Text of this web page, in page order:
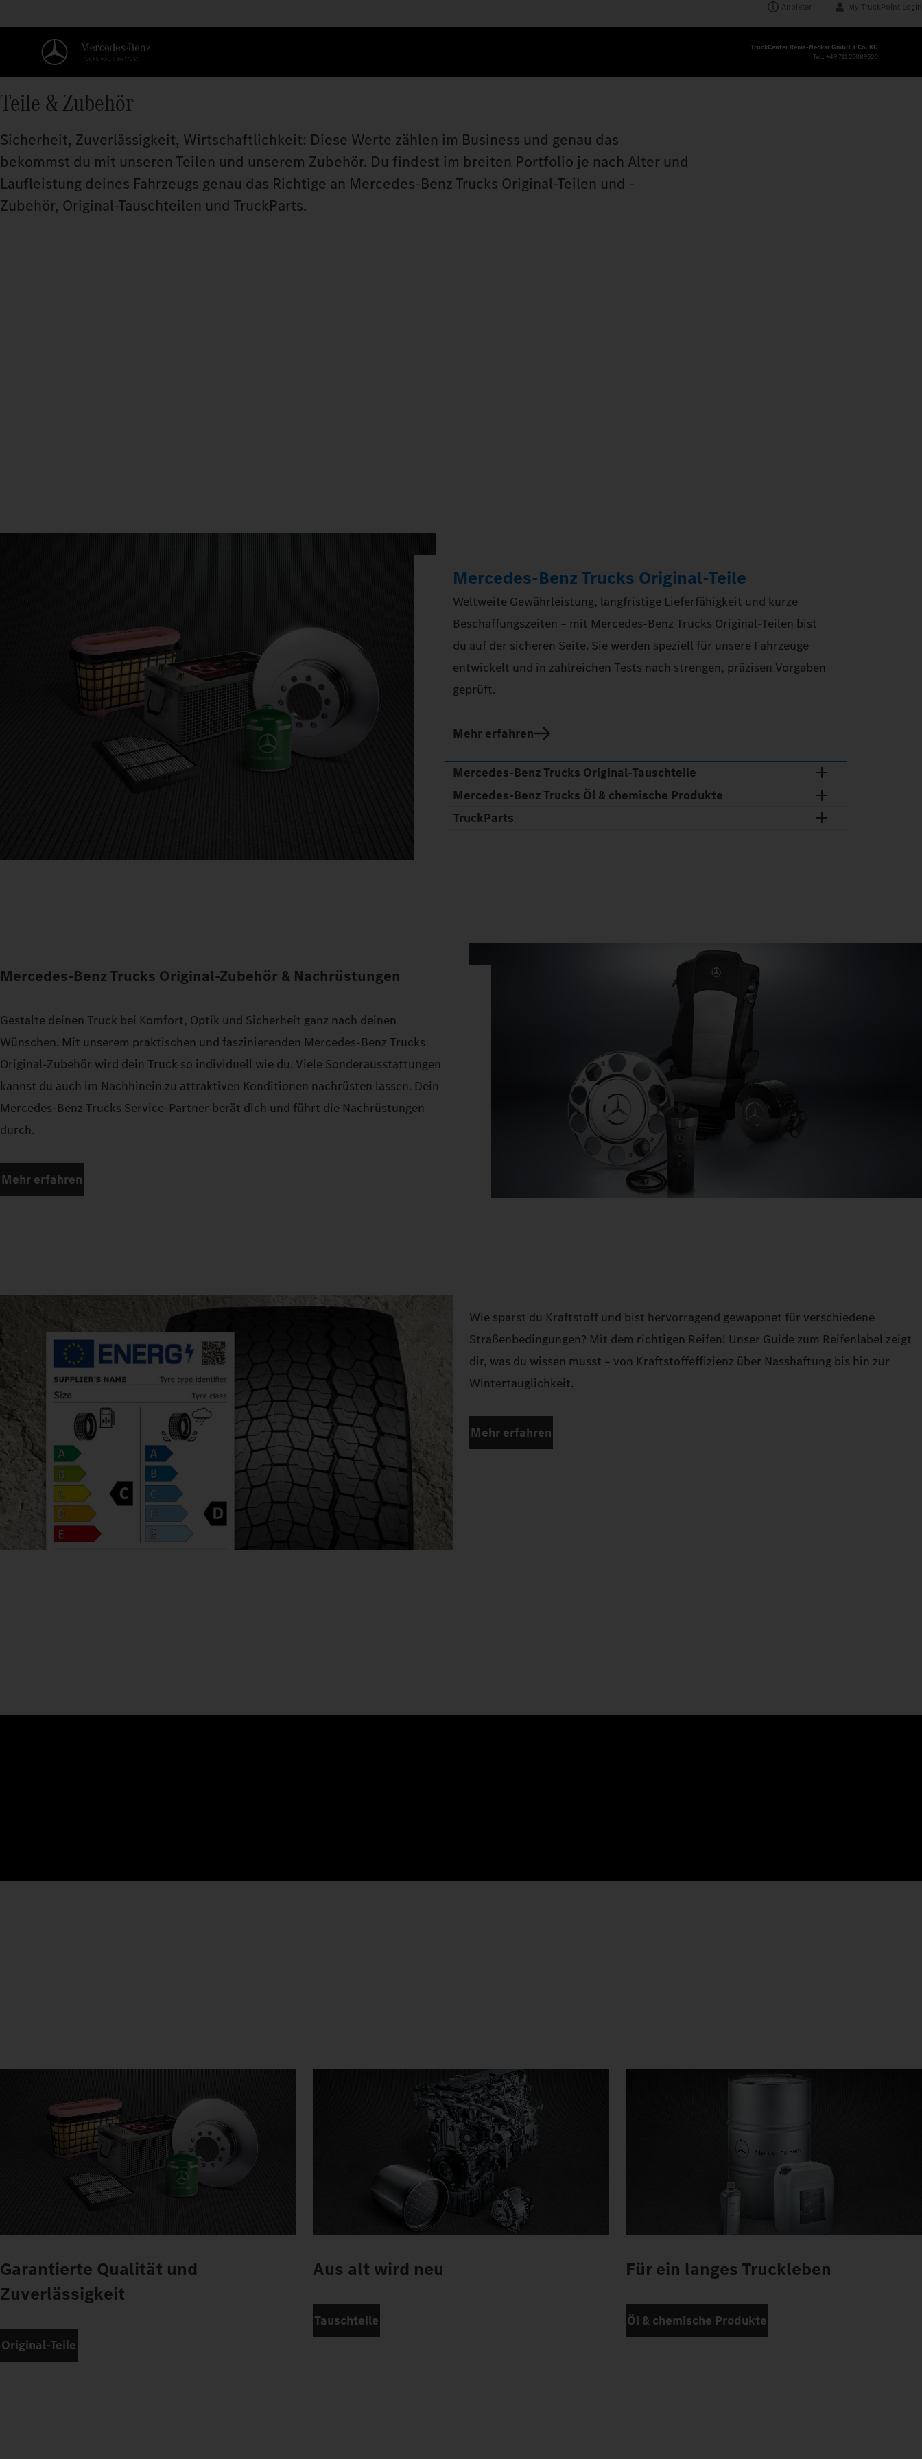
Anbieter My TruckPoint Login
TruckCenter Rems-Neckar GmbH & Co. KG
Tel.: +49 711 25089520
Teile & Zubehör
Sicherheit, Zuverlässigkeit, Wirtschaftlichkeit: Diese Werte zählen im Business und genau das
bekommst du mit unseren Teilen und unserem Zubehör. Du findest im breiten Portfolio je nach Alter und
Laufleistung deines Fahrzeugs genau das Richtige an Mercedes‑Benz Trucks Original‑Teilen und -
Zubehör, Original‑Tauschteilen und TruckParts.
Mercedes‑Benz Trucks Original‑Teile
Weltweite Gewährleistung, langfristige Lieferfähigkeit und kurze
Beschaffungszeiten – mit Mercedes‑Benz Trucks Original-Teilen bist
du auf der sicheren Seite. Sie werden speziell für unsere Fahrzeuge
entwickelt und in zahlreichen Tests nach strengen, präzisen Vorgaben
geprüft.
Mehr erfahren
Mercedes‑Benz Trucks Original‑Tauschteile
Mercedes‑Benz Trucks Öl & chemische Produkte
TruckParts
Mercedes‑Benz Trucks Original‑Zubehör & Nachrüstungen
Gestalte deinen Truck bei Komfort, Optik und Sicherheit ganz nach deinen
Wünschen. Mit unserem praktischen und faszinierenden Mercedes‑Benz Trucks
Original‑Zubehör wird dein Truck so individuell wie du. Viele Sonderausstattungen
kannst du auch im Nachhinein zu attraktiven Konditionen nachrüsten lassen. Dein
Mercedes‑Benz Trucks Service‑Partner berät dich und führt die Nachrüstungen
durch.
Mehr erfahren
Wie sparst du Kraftstoff und bist hervorragend gewappnet für verschiedene
Straßenbedingungen? Mit dem richtigen Reifen! Unser Guide zum Reifenlabel zeigt
dir, was du wissen musst – von Kraftstoffeffizienz über Nasshaftung bis hin zur
Wintertauglichkeit.
Mehr erfahren
Garantierte Qualität und
Zuverlässigkeit
Original-Teile
Aus alt wird neu
Tauschteile
Für ein langes Truckleben
Öl & chemische Produkte